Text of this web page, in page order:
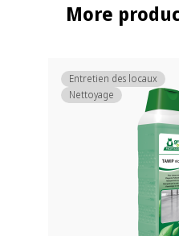
More
Entretien des locaux
Nettoyage